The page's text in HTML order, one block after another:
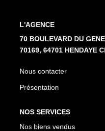
L'AGENCE
70 BOULEVARD DU
70169, 64701 HENDAYE
Nous contacter
Présentation
NOS SERVICES
Nos biens vendus